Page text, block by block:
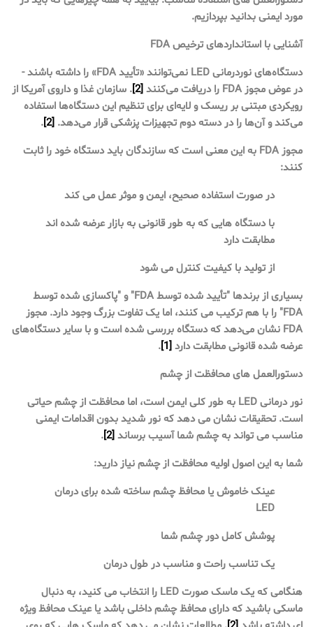
مورد ایمنی بدانید بپردازیم.
آشنایی با استانداردهای ترخیص FDA
دستگاه‌های نوردرمانی LED نمی‌توانند «تأیید FDA» را داشته باشند -
در عوض مجوز FDA را دریافت می‌کنند
[2] . سازمان غذا و داروی آمریکا از
رویکردی مبتنی بر ریسک و لایه‌ای برای تنظیم این دستگاه‌ها استفاده
می‌کند و آن‌ها را در دسته دوم تجهیزات پزشکی قرار می‌دهد. [2]
.
مجوز FDA به این معنی است که سازندگان باید دستگاه خود را ثابت
کنند:
در صورت استفاده صحیح، ایمن و موثر عمل می کند
با دستگاه هایی که به طور قانونی به بازار عرضه شده اند
مطابقت دارد
از تولید با کیفیت کنترل می شود
بسیاری از برندها "تأیید شده توسط FDA" و "پاکسازی شده توسط
FDA" را با هم ترکیب می کنند، اما یک تفاوت بزرگ وجود دارد. مجوز
FDA نشان می‌دهد که دستگاه بررسی شده است و با سایر دستگاه‌های
عرضه شده قانونی مطابقت دارد[1]
.
دستورالعمل های محافظت از چشم
نور درمانی LED به طور کلی ایمن است، اما محافظت از چشم حیاتی
است. تحقیقات نشان می دهد که نور شدید بدون اقدامات ایمنی
مناسب می تواند به چشم شما آسیب برساند[2]
.
شما به این اصول اولیه محافظت از چشم نیاز دارید:
عینک خاموش یا محافظ چشم ساخته شده برای درمان
LED
پوشش کامل دور چشم شما
یک تناسب راحت و مناسب در طول درمان
هنگامی که یک ماسک صورت LED را انتخاب می کنید، به دنبال
ماسکی باشید که دارای محافظ چشم داخلی باشد یا عینک محافظ ویژه